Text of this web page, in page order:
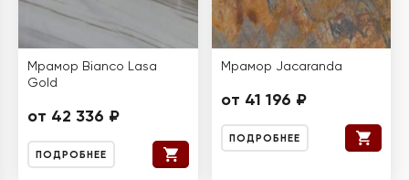
Мрамор Bianco Lasa
Gold
от 42 336 ₽
ПОДРОБНЕЕ
Мрамор Jacaranda
от 41 196 ₽
ПОДРОБНЕЕ